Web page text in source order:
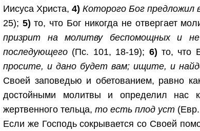
Иисуса Христа,4)Которого Бог предложил
25); 5) то, что Бог никогда не отвергает
призрит на молитву беспомощных и
последующего (Пс. 101, 18-19); 6) то, что
просите, и дано будет вам; ищите, и
Своей заповедью и обетованием, равно
достойными молитвы и определил нас
жертвенного тельца, то есть плод уст
Если же Господь сокрывается со Своей